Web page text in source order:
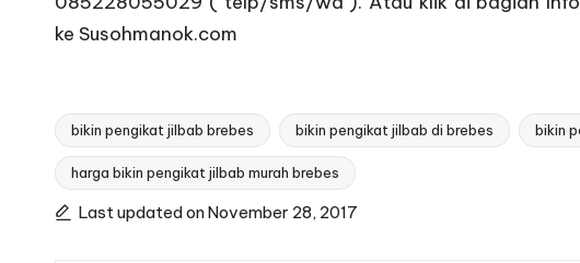
ke Susohmanok.com
Tags:
bikin pengikat jilbab brebes bikin pengikat jilbab di brebes bikin
harga bikin pengikat jilbab murah brebes
Last updated on November 28, 2017